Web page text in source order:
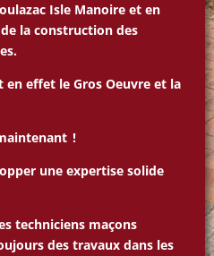
Isle Manoire et en
la construction des
effet le Gros Oeuvre et la
!
une expertise solide
techniciens maçons
des travaux dans les